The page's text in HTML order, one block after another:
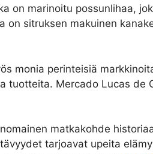
on marinoitu possunlihaa,
on sitruksen makuinen
monia perinteisiä
tuotteita. Mercado Lucas de
matkakohde
tarjoavat upeita